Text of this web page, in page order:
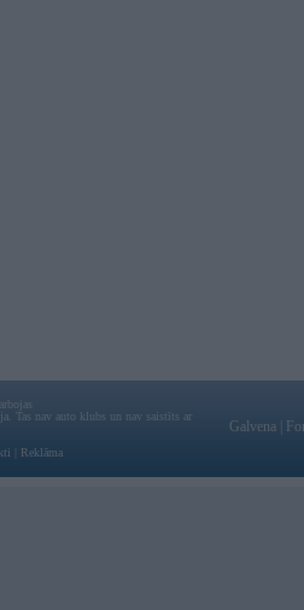
Tas nav auto klubs un nav saistīts ar
Reklāma
Galvena